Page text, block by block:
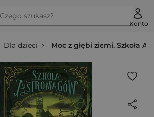
Czego szukasz?
Konto
Dla dzieci Moc z głębi ziemi. Szkoła